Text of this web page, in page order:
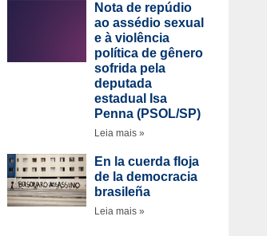
Nota de repúdio
ao assédio sexual
e à violência
política de gênero
sofrida pela
deputada
estadual Isa
Penna (PSOL/SP)
Leia mais »
En la cuerda floja
de la democracia
brasileña
Leia mais »